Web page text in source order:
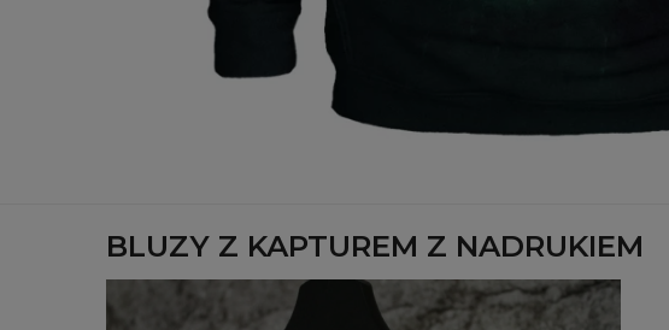
BLUZY Z KAPTUREM Z NADRUKIEM